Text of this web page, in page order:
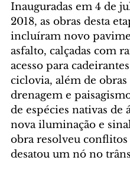
Inauguradas em 4 de
2018, as obras desta
incluíram novo
asfalto, calçadas com
acesso para
ciclovia, além de obras
drenagem e
de espécies nativas de
nova iluminação e
obra resolveu conflitos
desatou um nó no